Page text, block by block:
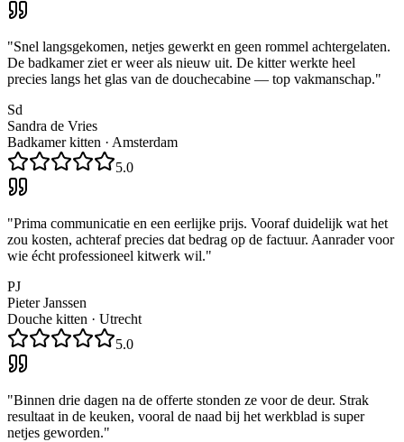
"Snel langsgekomen, netjes gewerkt en geen rommel achtergelaten.
De badkamer ziet er weer als nieuw uit. De kitter werkte heel
precies langs het glas van de douchecabine — top vakmanschap."
Sd
Sandra de Vries
Badkamer kitten · Amsterdam
5.0
"Prima communicatie en een eerlijke prijs. Vooraf duidelijk wat het
zou kosten, achteraf precies dat bedrag op de factuur. Aanrader voor
wie écht professioneel kitwerk wil."
PJ
Pieter Janssen
Douche kitten · Utrecht
5.0
"Binnen drie dagen na de offerte stonden ze voor de deur. Strak
resultaat in de keuken, vooral de naad bij het werkblad is super
netjes geworden."